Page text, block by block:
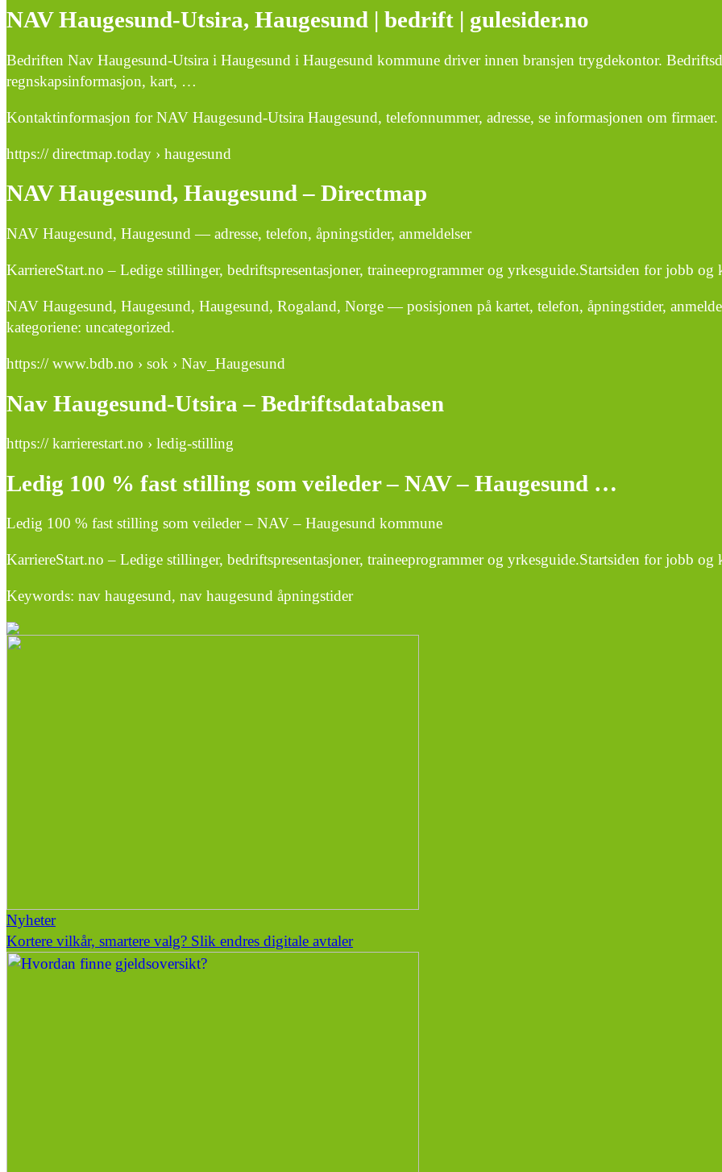
NAV Haugesund-Utsira, Haugesund | bedrift | gulesider.no
Bedriften Nav Haugesund-Utsira i Haugesund i Haugesund kommune driver innen bransjen trygdekontor.
regnskapsinformasjon, kart, …
Kontaktinformasjon for NAV Haugesund-Utsira Haugesund, telefonnummer, adresse, se informasjonen om firmaer.
https:// directmap.today › haugesund
NAV Haugesund, Haugesund – Directmap
NAV Haugesund, Haugesund — adresse, telefon, åpningstider, anmeldelser
KarriereStart.no – Ledige stillinger, bedriftspresentasjoner, traineeprogrammer og yrkesguide.Startsiden for jobb og
NAV Haugesund, Haugesund, Haugesund, Rogaland, Norge — posisjonen på kartet, telefon, åpningstider,
kategoriene: uncategorized.
https:// www.bdb.no › sok › Nav_Haugesund
Nav Haugesund-Utsira – Bedriftsdatabasen
https:// karrierestart.no › ledig-stilling
Ledig 100 % fast stilling som veileder – NAV – Haugesund …
Ledig 100 % fast stilling som veileder – NAV – Haugesund kommune
KarriereStart.no – Ledige stillinger, bedriftspresentasjoner, traineeprogrammer og yrkesguide.Startsiden for jobb og
Keywords: nav haugesund, nav haugesund åpningstider
Nyheter
Kortere vilkår, smartere valg? Slik endres digitale avtaler